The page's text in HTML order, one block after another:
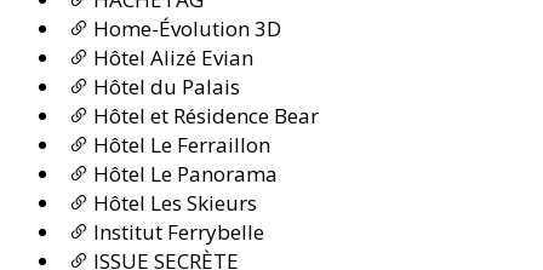
Home-Évolution 3D
Hôtel Alizé Evian
Hôtel du Palais
Hôtel et Résidence Bear
Hôtel Le Ferraillon
Hôtel Le Panorama
Hôtel Les Skieurs
Institut Ferrybelle
ISSUE SECRÈTE